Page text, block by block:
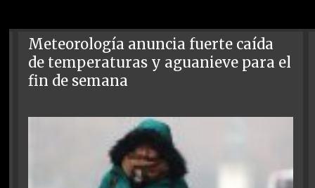
Meteorología anuncia fuerte caída
de temperaturas y aguanieve para el
fin de semana